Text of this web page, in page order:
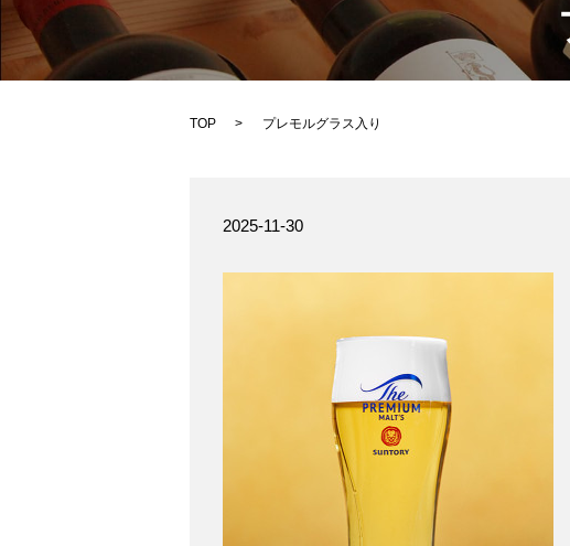
TOP プレモルグラス入り
2025-11-30